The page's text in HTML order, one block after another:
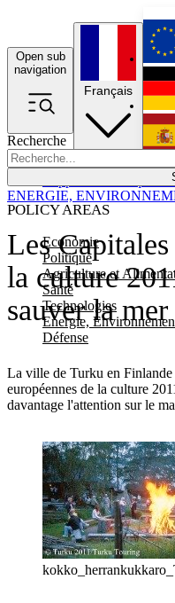
Open sub
navigation
Recherche
POLICY AREAS
Economie
Politique
Agriculture et
Santé
Technologies
Energie,
Défense
Français
Les
la culture
sauver la
La ville de Turku en
européennes de la culture
davantage l'attention sur le
ENERGIE,